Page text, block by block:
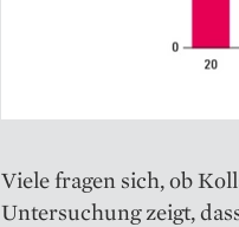
Viele fragen sich, ob
Untersuchung zeigt,